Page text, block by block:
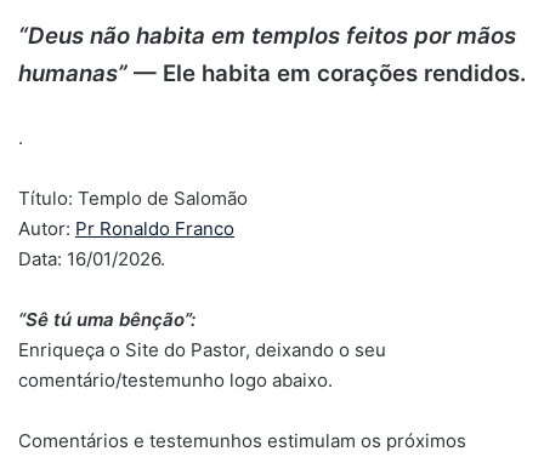
“Deus não habita em templos feitos por mãos
humanas” — Ele habita em corações rendidos.
.
Título: Templo de Salomão
Autor: Pr Ronaldo Franco
Data: 16/01/2026.
“Sê tú uma bênção”:
Enriqueça o Site do Pastor, deixando o seu
comentário/testemunho logo abaixo.
Comentários e testemunhos estimulam os próximos